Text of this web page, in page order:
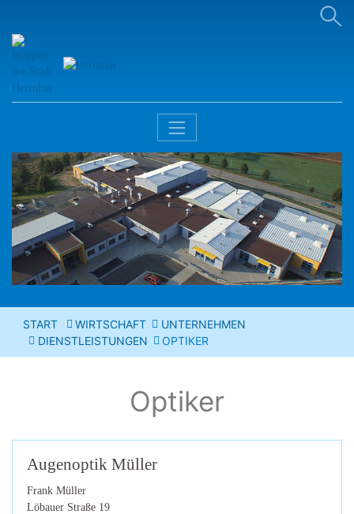
START WIRTSCHAFT
UNTERNEHMEN
DIENSTLEISTUNGEN
OPTIKER
Optiker
Augenoptik Müller
Frank Müller
Löbauer Straße 19